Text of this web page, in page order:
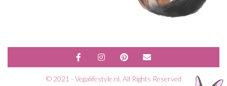
© 2021 - Vegalifestyle.nl. All Rights Reserved